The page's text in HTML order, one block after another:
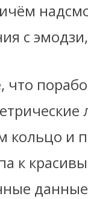
с эмодзи,
что
кольцо и
к
данные